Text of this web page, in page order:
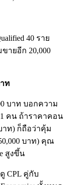
40 ราย
ายอีก 20,000
าท
บาท บอกความ
1 คน ถ้าราคาคอน
าท) ก็ถือว่าคุ้ม
บาท) คุณ
สูงขึ้น
CPL คู่กับ